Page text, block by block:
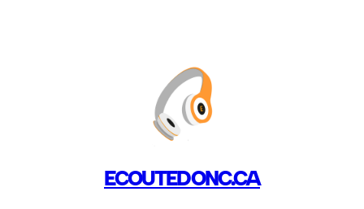
ECOUTEDONC.CA